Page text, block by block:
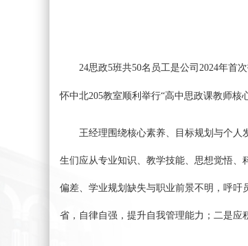
24思政5班共50名员工是公司2024年首
怀中北205教室顺利 举行“高中思政课教师核
王经理围绕核心素养、目标规划与个人
生们应从专业知识、教学技能、思想觉悟、
偏差、学业规划缺失与职业前景不明， 呼吁
省，自律自强， 提升自我管理能力 ； 二是应